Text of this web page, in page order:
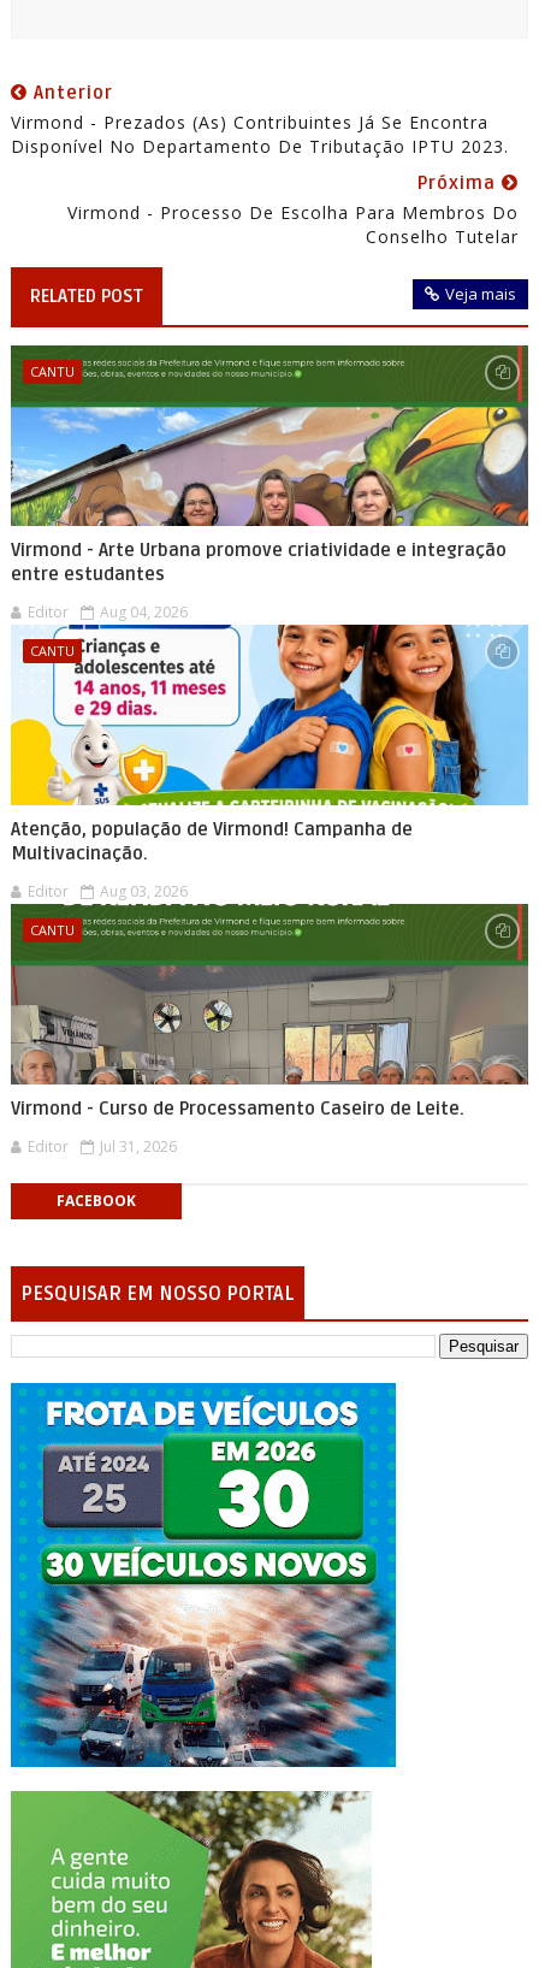
Anterior
Virmond - Prezados (as) Contribuintes Já Se Encontra
Disponível No Departamento De Tributação IPTU 2023.
Próxima
Virmond - Processo De Escolha Para Membros Do
Conselho Tutelar
RELATED POST Veja mais
CANTU
Virmond - Arte Urbana promove criatividade e integração
entre estudantes
Editor Aug 04, 2026
CANTU
Atenção, população de Virmond! Campanha de
Multivacinação.
Editor Aug 03, 2026
CANTU
Virmond - Curso de Processamento Caseiro de Leite.
Editor Jul 31, 2026
FACEBOOK
PESQUISAR EM NOSSO PORTAL